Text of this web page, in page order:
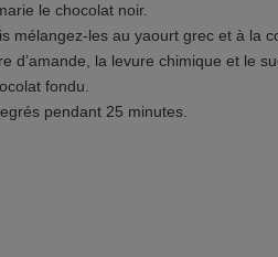
le chocolat noir.
mélangez-les au yaourt grec et à la
d’amande, la levure chimique et le
fondu.
pendant 25 minutes.